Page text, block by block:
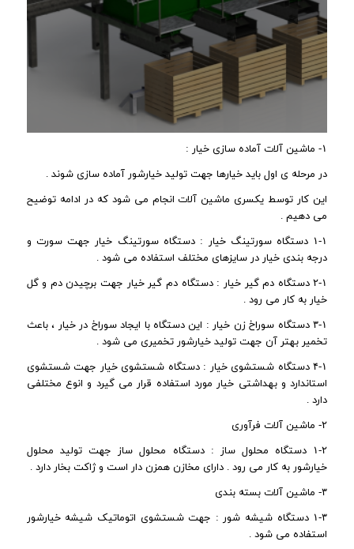
۱- ماشین آلات آماده سازی خیار :
در مرحله ی اول باید خیارها جهت تولید خیارشور آماده سازی شوند .
این کار توسط یکسری ماشین آلات انجام می شود که در ادامه توضیح
می دهیم .
۱-۱ دستگاه سورتینگ خیار : دستگاه سورتینگ خیار جهت سورت و
درجه بندی خیار در سایزهای مختلف استفاده می شود .
۲-۱ دستگاه دم گیر خیار : دستگاه دم گیر خیار جهت برچیدن دم و گل
خیار به کار می رود .
۳-۱ دستگاه سوراخ زن خیار : این دستگاه با ایجاد سوراخ در خیار ، باعث
تخمیر بهتر آن جهت تولید خیارشور تخمیری می شود .
۴-۱ دستگاه شستشوی خیار : دستگاه شستشوی خیار جهت شستشوی
استاندارد و بهداشتی خیار مورد استفاده قرار می گیرد و انوع مختلفی
دارد .
۲- ماشین آلات فرآوری
۱-۲ دستگاه محلول ساز : دستگاه محلول ساز جهت تولید محلول
خیارشور به کار می رود . دارای مخازن همزن دار است و ژاکت بخار دارد .
۳- ماشین آلات بسته بندی
۱-۳ دستگاه شیشه شور : جهت شستشوی اتوماتیک شیشه خیارشور
استفاده می شود .